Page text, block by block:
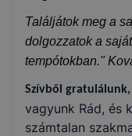
Találjátok meg a
dolgozzatok a
tempótokban."
Szívből
vagyunk Rád, és
számtalan